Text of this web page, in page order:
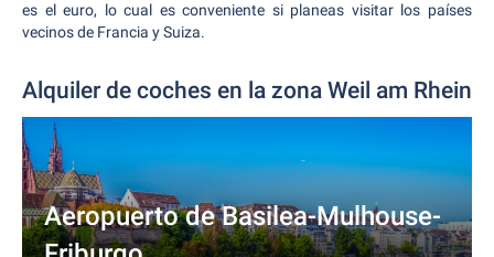
es el euro, lo cual es conveniente si planeas visitar los países
vecinos de Francia y Suiza.
Alquiler de coches en la zona Weil am Rhein
Aeropuerto de Basilea-Mulhouse-